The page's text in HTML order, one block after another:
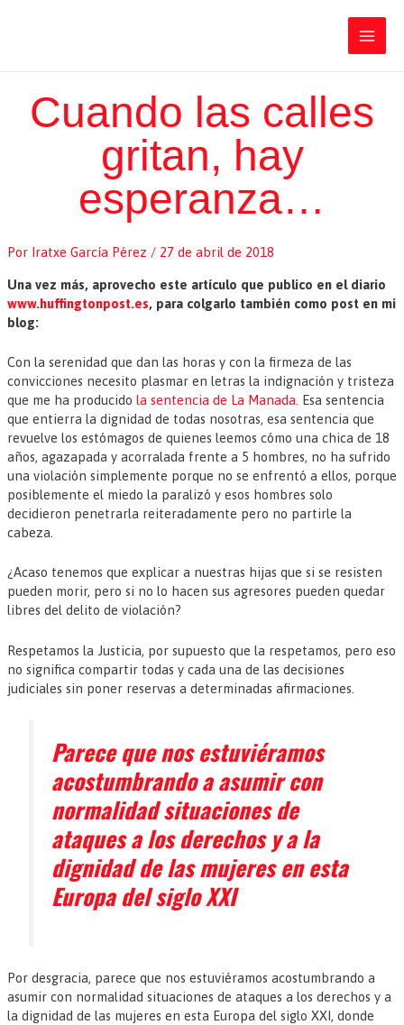
Main
Cuando las calles
gritan, hay
esperanza…
Por Iratxe García Pérez / 27 de abril de 2018
Una vez más, aprovecho este artículo que publico en el diario
www.huffingtonpost.es, para colgarlo también como post en mi
blog:
Con la serenidad que dan las horas y con la firmeza de las
convicciones necesito plasmar en letras la indignación y tristeza
que me ha producido la sentencia de La Manada. Esa sentencia
que entierra la dignidad de todas nosotras, esa sentencia que
revuelve los estómagos de quienes leemos cómo una chica de 18
años, agazapada y acorralada frente a 5 hombres, no ha sufrido
una violación simplemente porque no se enfrentó a ellos, porque
posiblemente el miedo la paralizó y esos hombres solo
decidieron penetrarla reiteradamente pero no partirle la
cabeza.
¿Acaso tenemos que explicar a nuestras hijas que si se resisten
pueden morir, pero si no lo hacen sus agresores pueden quedar
libres del delito de violación?
Respetamos la Justicia, por supuesto que la respetamos, pero eso
no significa compartir todas y cada una de las decisiones
judiciales sin poner reservas a determinadas afirmaciones.
Parece que nos estuviéramos
acostumbrando a asumir con
normalidad situaciones de
ataques a los derechos y a la
dignidad de las mujeres en esta
Europa del siglo XXI
Por desgracia, parece que nos estuviéramos acostumbrando a
asumir con normalidad situaciones de ataques a los derechos y a
la dignidad de las mujeres en esta Europa del siglo XXI, donde